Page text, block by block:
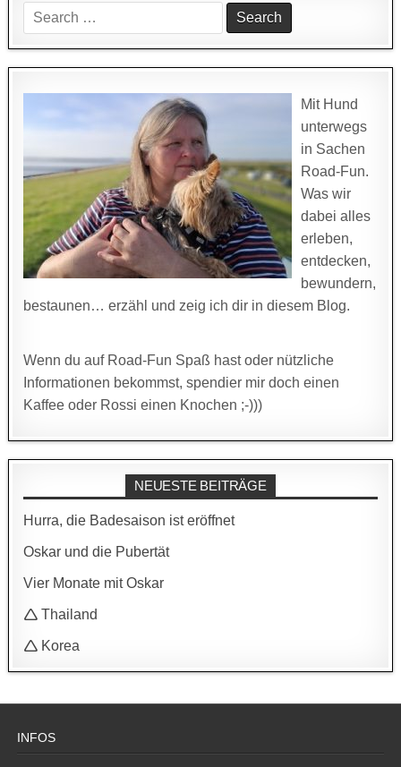
Search
for:
Mit Hund
unterwegs
in Sachen
Road-Fun.
Was wir
dabei alles
erleben,
entdecken,
bewundern,
bestaunen… erzähl und zeig ich dir in diesem Blog.
Wenn du auf Road-Fun Spaß hast oder nützliche
Informationen bekommst, spendier mir doch einen
Kaffee oder Rossi einen Knochen ;-)))
NEUESTE BEITRÄGE
Hurra, die Badesaison ist eröffnet
Oskar und die Pubertät
Vier Monate mit Oskar
🛆 Thailand
🛆 Korea
INFOS